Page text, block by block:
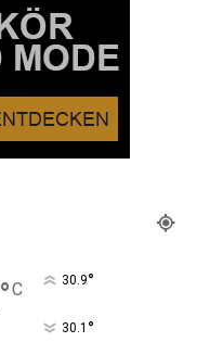
°C 30.9°
30.1 °